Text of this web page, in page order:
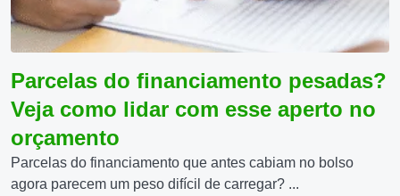
Parcelas do financiamento pesadas?
Veja como lidar com esse aperto no
orçamento
Parcelas do financiamento que antes cabiam no bolso
agora parecem um peso difícil de carregar? ...